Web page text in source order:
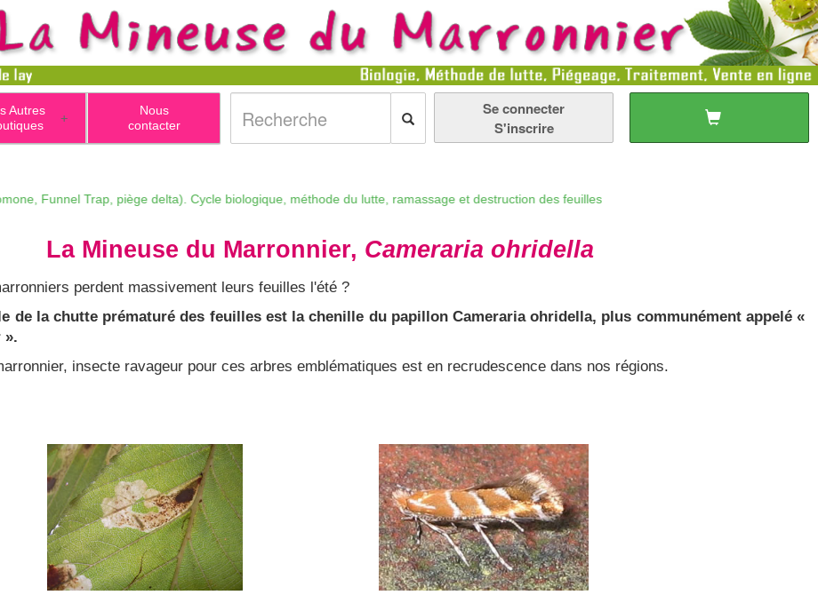
+
Autres
Nous
contacter
Se connecter
S'inscrire
Trap, piège delta). Cycle biologique, méthode du lutte, ramassage et destruction des feuilles
La Mineuse du Marronnier, Cameraria ohridella
perdent massivement leurs feuilles l'été ?
de la chutte prématuré des feuilles est la chenille du papillon Cameraria ohridella, plus communément appelé «
».
insecte ravageur pour ces arbres emblématiques est en recrudescence dans nos régions.